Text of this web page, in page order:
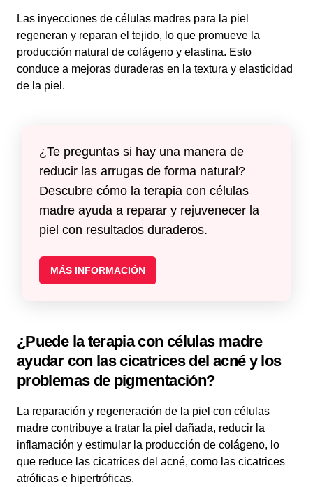
Las inyecciones de células madres para la piel
regeneran y reparan el tejido, lo que promueve la
producción natural de colágeno y elastina. Esto
conduce a mejoras duraderas en la textura y elasticidad
de la piel.
¿Te preguntas si hay una manera de
reducir las arrugas de forma natural?
Descubre cómo la terapia con células
madre ayuda a reparar y rejuvenecer la
piel con resultados duraderos.
MÁS INFORMACIÓN
¿Puede la terapia con células madre
ayudar con las cicatrices del acné y los
problemas de pigmentación?
La reparación y regeneración de la piel con células
madre contribuye a tratar la piel dañada, reducir la
inflamación y estimular la producción de colágeno, lo
que reduce las cicatrices del acné, como las cicatrices
atróficas e hipertróficas.